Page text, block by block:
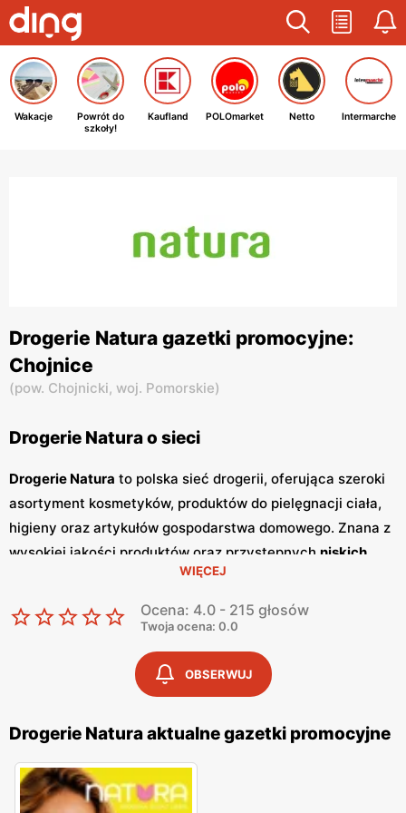
Wakacje
Powrót do
szkoły!
Kaufland POLOmarket Netto Intermarche
Drogerie Natura gazetki promocyjne:
Chojnice
(pow. Chojnicki, woj. Pomorskie)
Drogerie Natura o sieci
Drogerie Natura to polska sieć drogerii, oferująca szeroki
asortyment kosmetyków, produktów do pielęgnacji ciała,
higieny oraz artykułów gospodarstwa domowego. Znana z
wysokiej jakości produktów oraz przystępnych niskich
zdobyła zaufanie klientów dzięki
bogatej ofercie oraz częstym promocjom
. Klienci mogą
liczyć na szeroki wybór produktów, które spełniają
najwyższe standardy jakości. Jednym z kluczowych
elementów strategii marketingowejDrogerie Natura
regularnie wydawanegazetki promocyjne
prezentują najnowsze oferty specjalne, nowości
produktowe oraz sezonowe wyprzedaże, dzięki czemu
klienci mogą planować swoje zakupy i korzystać z
wyjątkowych okazji cenowych. Są one dostępne zarówno
WIĘCEJ
Ocena: 4.0 - 215 głosów
Twoja ocena: 0.0
OBSERWUJ
Drogerie Natura aktualne gazetki promocyjne